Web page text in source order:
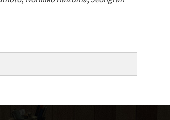
The optimal values of AOI,
RSM, were 59.48% at the
(R2: 0.93, p<0.007). The